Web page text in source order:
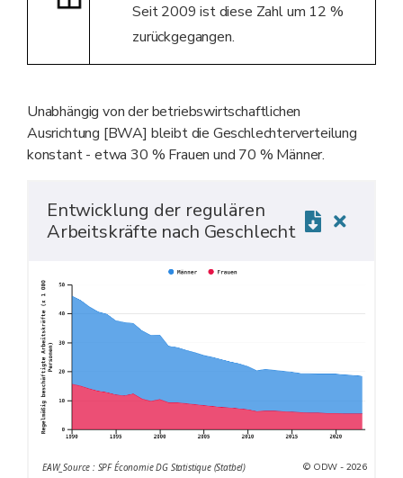
Seit 2009 ist diese Zahl um 12 %
zurückgegangen.
Unabhängig von der betriebswirtschaftlichen
Ausrichtung [BWA] bleibt die Geschlechterverteilung
konstant - etwa 30 % Frauen und 70 % Männer.
Entwicklung der regulären
Arbeitskräfte nach Geschlecht
EAW_Source : SPF Économie DG Statistique (Statbel) © ODW - 2026